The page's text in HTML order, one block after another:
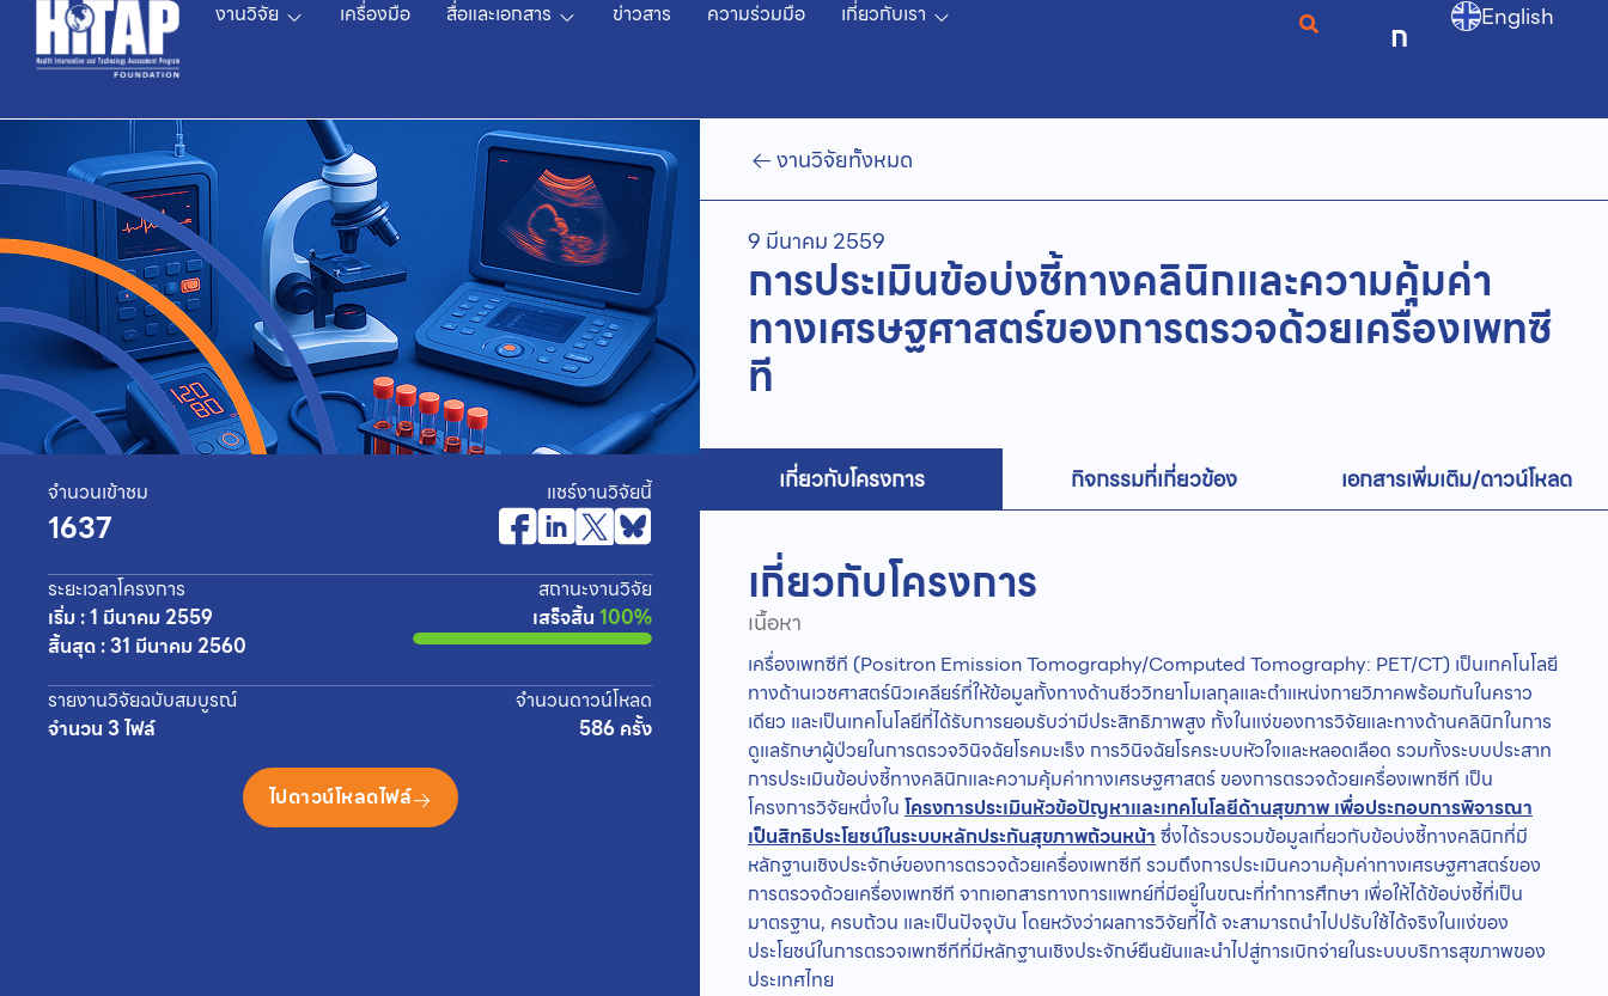
งานวิจัย เครื่องมือ สื่อและเอกสาร ข่าวสาร ความร่วมมือ เกี่ยวกับเรา
ก English
จำนวนเข้าชม
1637
แชร์งานวิจัยนี้
ระยะเวลาโครงการ
เริ่ม : 1 มีนาคม 2559
สิ้นสุด : 31 มีนาคม 2560
สถานะงานวิจัย
เสร็จสิ้น 100%
รายงานวิจัยฉบับสมบูรณ์
จำนวน 3 ไฟล์
จำนวนดาวน์โหลด
586 ครั้ง
ไปดาวน์โหลดไฟล์
งานวิจัยทั้งหมด
9 มีนาคม 2559
การประเมินข้อบ่งชี้ทางคลินิกและความคุ้มค่า
ทางเศรษฐศาสตร์ของการตรวจด้วยเครื่องเพทซี
ที
เกี่ยวกับโครงการ กิจกรรมที่เกี่ยวข้อง เอกสารเพิ่มเติม/ดาวน์โหลด
เกี่ยวกับโครงการ
เนื้อหา
เครื่องเพทซีที (Positron Emission Tomography/Computed Tomography: PET/CT) เป็นเทคโนโลยี
ทางด้านเวชศาสตร์นิวเคลียร์ที่ให้ข้อมูลทั้งทางด้านชีววิทยาโมเลกุลและตำแหน่งกายวิภาคพร้อมกันในคราว
เดียว และเป็นเทคโนโลยีที่ได้รับการยอมรับว่ามีประสิทธิภาพสูง ทั้งในแง่ของการวิจัยและทางด้านคลินิกในการ
ดูแลรักษาผู้ป่วยในการตรวจวินิจฉัยโรคมะเร็ง การวินิจฉัยโรคระบบหัวใจและหลอดเลือด รวมทั้งระบบประสาท
การประเมินข้อบ่งชี้ทางคลินิกและความคุ้มค่าทางเศรษฐศาสตร์ ของการตรวจด้วยเครื่องเพทซีที เป็น
โครงการวิจัยหนึ่งใน โครงการประเมินหัวข้อปัญหาและเทคโนโลยีด้านสุขภาพ เพื่อประกอบการพิจารณา
เป็นสิทธิประโยชน์ในระบบหลักประกันสุขภาพถ้วนหน้าซึ่งได้รวบรวมข้อมูลเกี่ยวกับข้อบ่งชี้ทางคลินิกที่มี
หลักฐานเชิงประจักษ์ของการตรวจด้วยเครื่องเพทซีที รวมถึงการประเมินความคุ้มค่าทางเศรษฐศาสตร์ของ
การตรวจด้วยเครื่องเพทซีที จากเอกสารทางการแพทย์ที่มีอยู่ในขณะที่ทำการศึกษา เพื่อให้ได้ข้อบ่งชี้ที่เป็น
มาตรฐาน, ครบถ้วน และเป็นปัจจุบัน โดยหวังว่าผลการวิจัยที่ได้ จะสามารถนำไปปรับใช้ได้จริงในแง่ของ
ประโยชน์ในการตรวจเพทซีทีที่มีหลักฐานเชิงประจักษ์ยืนยันและนำไปสู่การเบิกจ่ายในระบบบริการสุขภาพของ
ประเทศไทย